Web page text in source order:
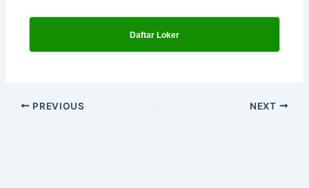
Daftar Loker
PREVIOUS NEXT